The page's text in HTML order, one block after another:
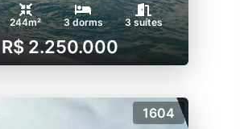
244m² 3 dorms 3 suítes
R$ 2.250.000
1604